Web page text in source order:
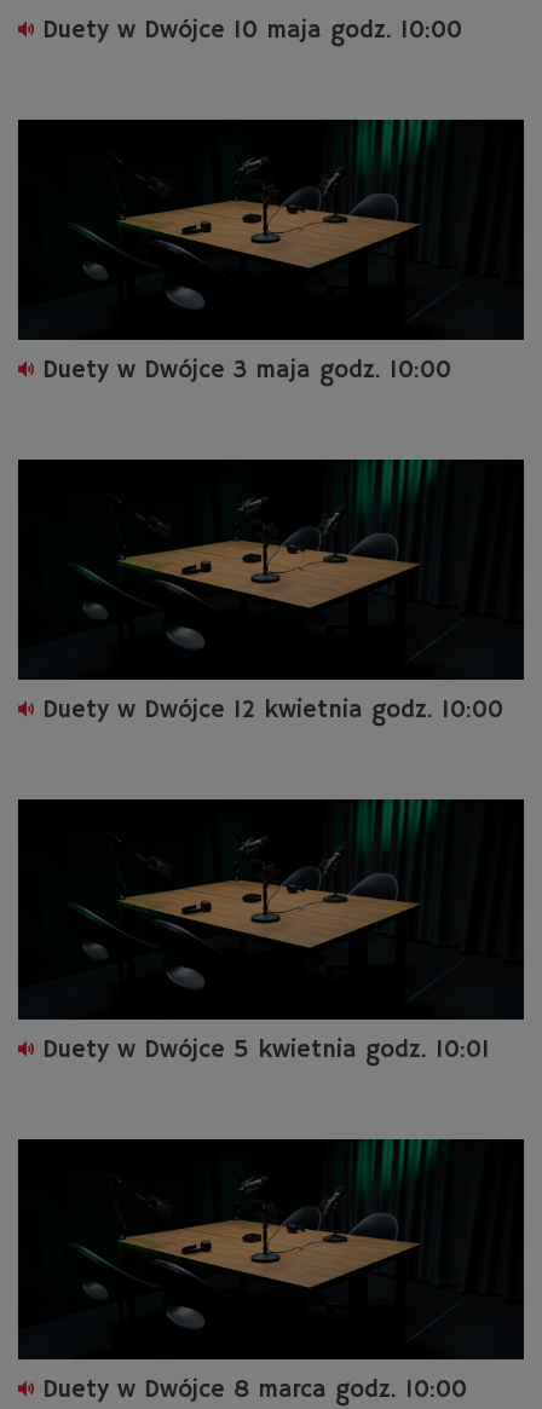
Duety w Dwójce 10 maja godz. 10:00
Duety w Dwójce 3 maja godz. 10:00
Duety w Dwójce 12 kwietnia godz. 10:00
Duety w Dwójce 5 kwietnia godz. 10:01
Duety w Dwójce 8 marca godz. 10:00